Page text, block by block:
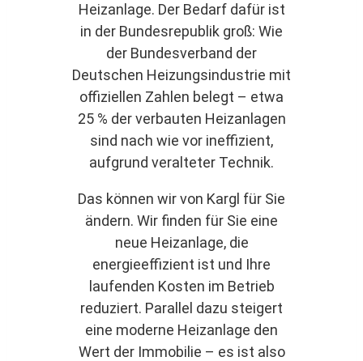
Heizanlage. Der Bedarf dafür ist
in der Bundesrepublik groß: Wie
der Bundesverband der
Deutschen Heizungsindustrie mit
offiziellen Zahlen belegt – etwa
25 % der verbauten Heizanlagen
sind nach wie vor ineffizient,
aufgrund veralteter Technik.
Das können wir von Kargl für Sie
ändern. Wir finden für Sie eine
neue Heizanlage, die
energieeffizient ist und Ihre
laufenden Kosten im Betrieb
reduziert. Parallel dazu steigert
eine moderne Heizanlage den
Wert der Immobilie – es ist also